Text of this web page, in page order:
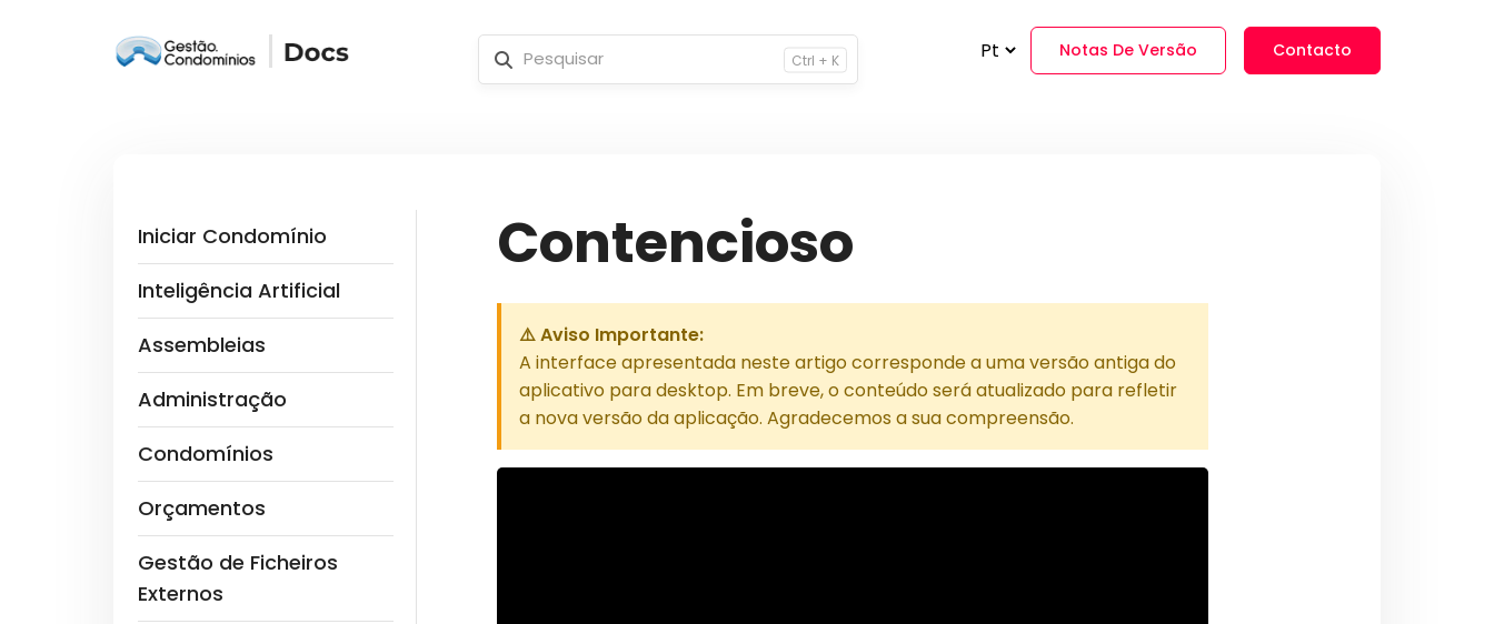
Ctrl + K Notas De Versão Contacto
Iniciar Condomínio
Inteligência Artificial
Assembleias
Administração
Condomínios
Orçamentos
Gestão de Ficheiros
Externos
Contencioso
⚠️ Aviso Importante:
A interface apresentada neste artigo corresponde a uma versão antiga do
aplicativo para desktop. Em breve, o conteúdo será atualizado para refletir
a nova versão da aplicação. Agradecemos a sua compreensão.